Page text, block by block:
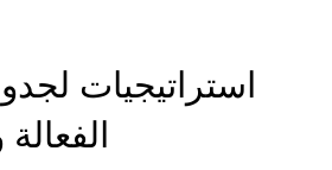
استراتيجيات